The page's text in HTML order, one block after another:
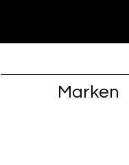
Marken